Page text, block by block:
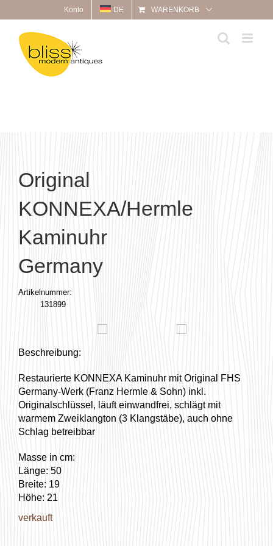
Inhalt
springen
Konto DE WARENKORB
Original
KONNEXA/Hermle
Kaminuhr
Germany
Artikelnummer:
131899
Beschreibung:
Restaurierte KONNEXA Kaminuhr mit Original FHS
Germany-Werk (Franz Hermle & Sohn) inkl.
Originalschlüssel, läuft einwandfrei, schlägt mit
warmem Zweiklangton (3 Klangstäbe), auch ohne
Schlag betreibbar
Masse in cm:
Länge: 50
Breite: 19
Höhe: 21
verkauft